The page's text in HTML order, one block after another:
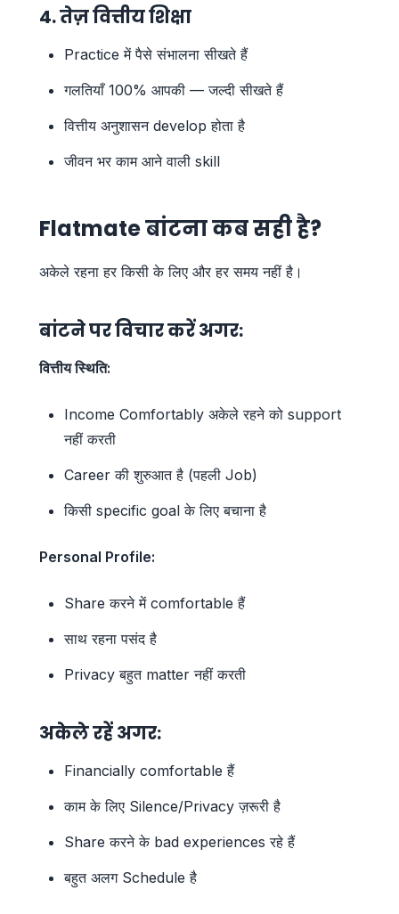
4. तेज़ वित्तीय शिक्षा
Practice में पैसे संभालना सीखते हैं
गलतियाँ 100% आपकी — जल्दी सीखते हैं
वित्तीय अनुशासन develop होता है
जीवन भर काम आने वाली skill
Flatmate बांटना कब सही है?
अकेले रहना हर किसी के लिए और हर समय नहीं है।
बांटने पर विचार करें अगर:
वित्तीय स्थिति:
Income Comfortably अकेले रहने को support
नहीं करती
Career की शुरुआत है (पहली Job)
किसी specific goal के लिए बचाना है
Personal Profile:
Share करने में comfortable हैं
साथ रहना पसंद है
Privacy बहुत matter नहीं करती
अकेले रहें अगर:
Financially comfortable हैं
काम के लिए Silence/Privacy ज़रूरी है
Share करने के bad experiences रहे हैं
बहुत अलग Schedule है